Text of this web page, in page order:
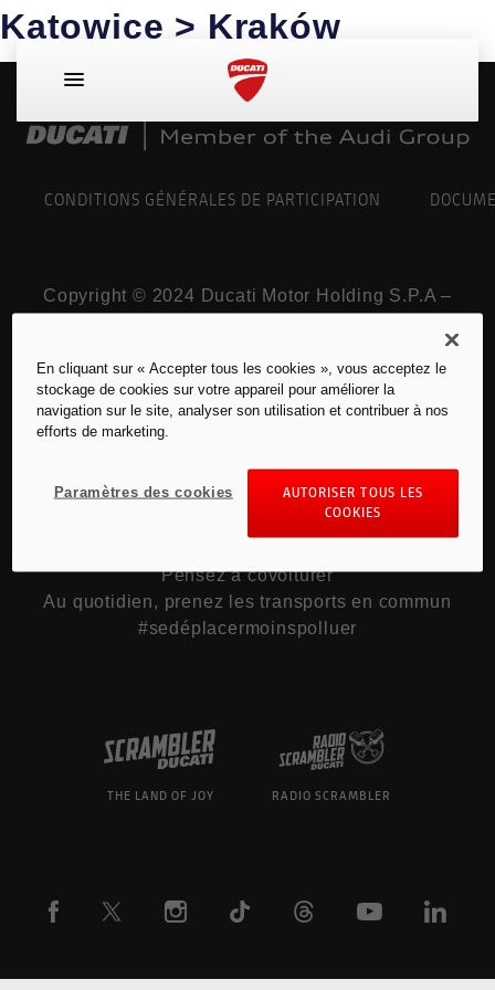
Katowice > Kraków
CONDITIONS GÉNÉRALES DE PARTICIPATION
Copyright © 2024 Ducati Motor Holding S.P.A –
une société soumise aux activités de gestion et
de coordination de AUDI AG.
Tous les droits sont réservés. TVA 05113870967
Pour les trajets courts, privilégiez la marche ou
Pensez à covoiturer
Au quotidien, prenez les transports en commun
#sedéplacermoinspolluer
THE LAND OF JOY RADIO SCRAMBLER
En cliquant sur « Accepter tous les cookies », vous acceptez le
stockage de cookies sur votre appareil pour améliorer la
navigation sur le site, analyser son utilisation et contribuer à nos
efforts de marketing.
AUTORISER TOUS LES
COOKIES
Paramètres des cookies